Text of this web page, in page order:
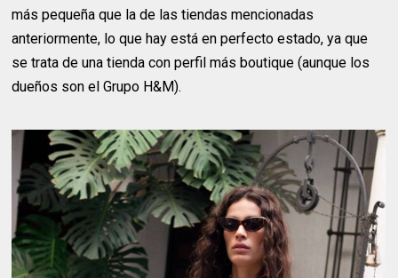
más pequeña que la de las tiendas mencionadas
anteriormente, lo que hay está en perfecto estado, ya que
se trata de una tienda con perfil más boutique (aunque los
dueños son el Grupo H&M).